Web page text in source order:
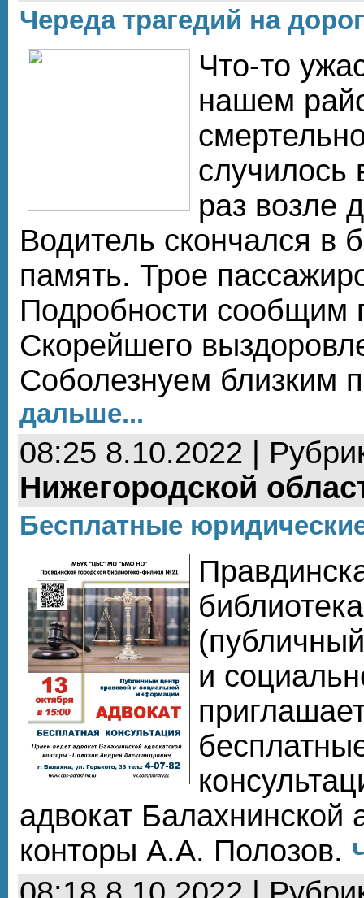
Череда трагедий на
Что-то
нашем
случилось
раз возле
Водитель скончался в
память. Трое
Подробности сообщим
Скорейшего
Соболезнуем близким
дальше...
08:25 8.10.2022 |
Нижегородской
Бесплатные
и
адвокат Балахнинской
конторы А.А. Полозов.